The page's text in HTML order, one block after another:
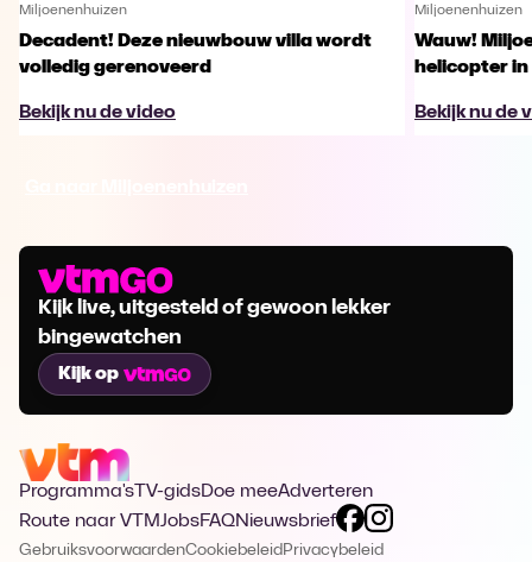
Miljoenenhuizen
Decadent! Deze nieuwbouw villa wordt
volledig gerenoveerd
Bekijk nu de video
Miljoenenhuizen
Wauw!
helicopter
Bekijk nu de
Kijk live, uitgesteld of gewoon lekker
bingewatchen
Kijk op
Programma's TV-gidsDoe meeAdverteren
Route naar VTMJobsFAQNieuwsbrief
GebruiksvoorwaardenCookiebeleid Privacybeleid